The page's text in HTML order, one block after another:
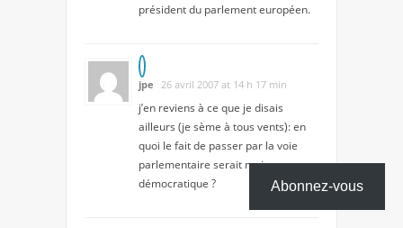
président du parlement européen.
jpe 26 avril 2007 at 14 h 17 min
j’en reviens à ce que je disais
ailleurs (je sème à tous vents): en
quoi le fait de passer par la voie
parlementaire serait moins
démocratique ?
Abonnez-vous